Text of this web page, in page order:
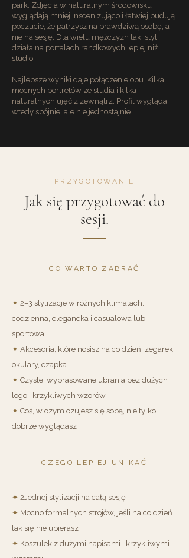
park. Zdjęcia w naturalnym środowisku
wyglądają mniej inscenizująco i łatwiej budują
poczucie, że patrzysz na prawdziwą osobę, a
nie na sesję. Dla wielu mężczyzn taki styl
działa na portalach randkowych lepiej niż
studio.
Najlepsze wyniki daje połączenie obu. Kilka
mocnych portretów ze studia i kilka
naturalnych ujęć z zewnątrz. Profil wygląda
wtedy spójnie, ale nie jednostajnie.
PRZYGOTOWANIE
Jak się przygotować do
sesji.
CO WARTO ZABRAĆ
✦ 2–3 stylizacje w różnych klimatach:
codzienna, elegancka i casualowa lub
sportowa
✦ Akcesoria, które nosisz na co dzień: zegarek,
okulary, czapka
✦ Czyste, wyprasowane ubrania bez dużych
logo i krzykliwych wzorów
✦ Coś, w czym czujesz się sobą, nie tylko
dobrze wyglądasz
CZEGO LEPIEJ UNIKAĆ
✦ 2Jednej stylizacji na całą sesję
✦ Mocno formalnych strojów, jeśli na co dzień
tak się nie ubierasz
✦ Koszulek z dużymi napisami i krzykliwymi